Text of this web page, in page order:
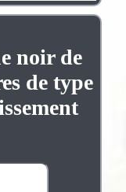
noir de
de type